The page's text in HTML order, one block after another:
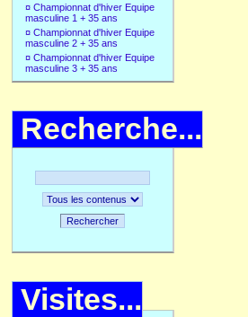
¤ Championnat d'hiver Equipe
masculine 1 + 35 ans
¤ Championnat d'hiver Equipe
masculine 2 + 35 ans
¤ Championnat d'hiver Equipe
masculine 3 + 35 ans
Recherche...
Rechercher
Visites...